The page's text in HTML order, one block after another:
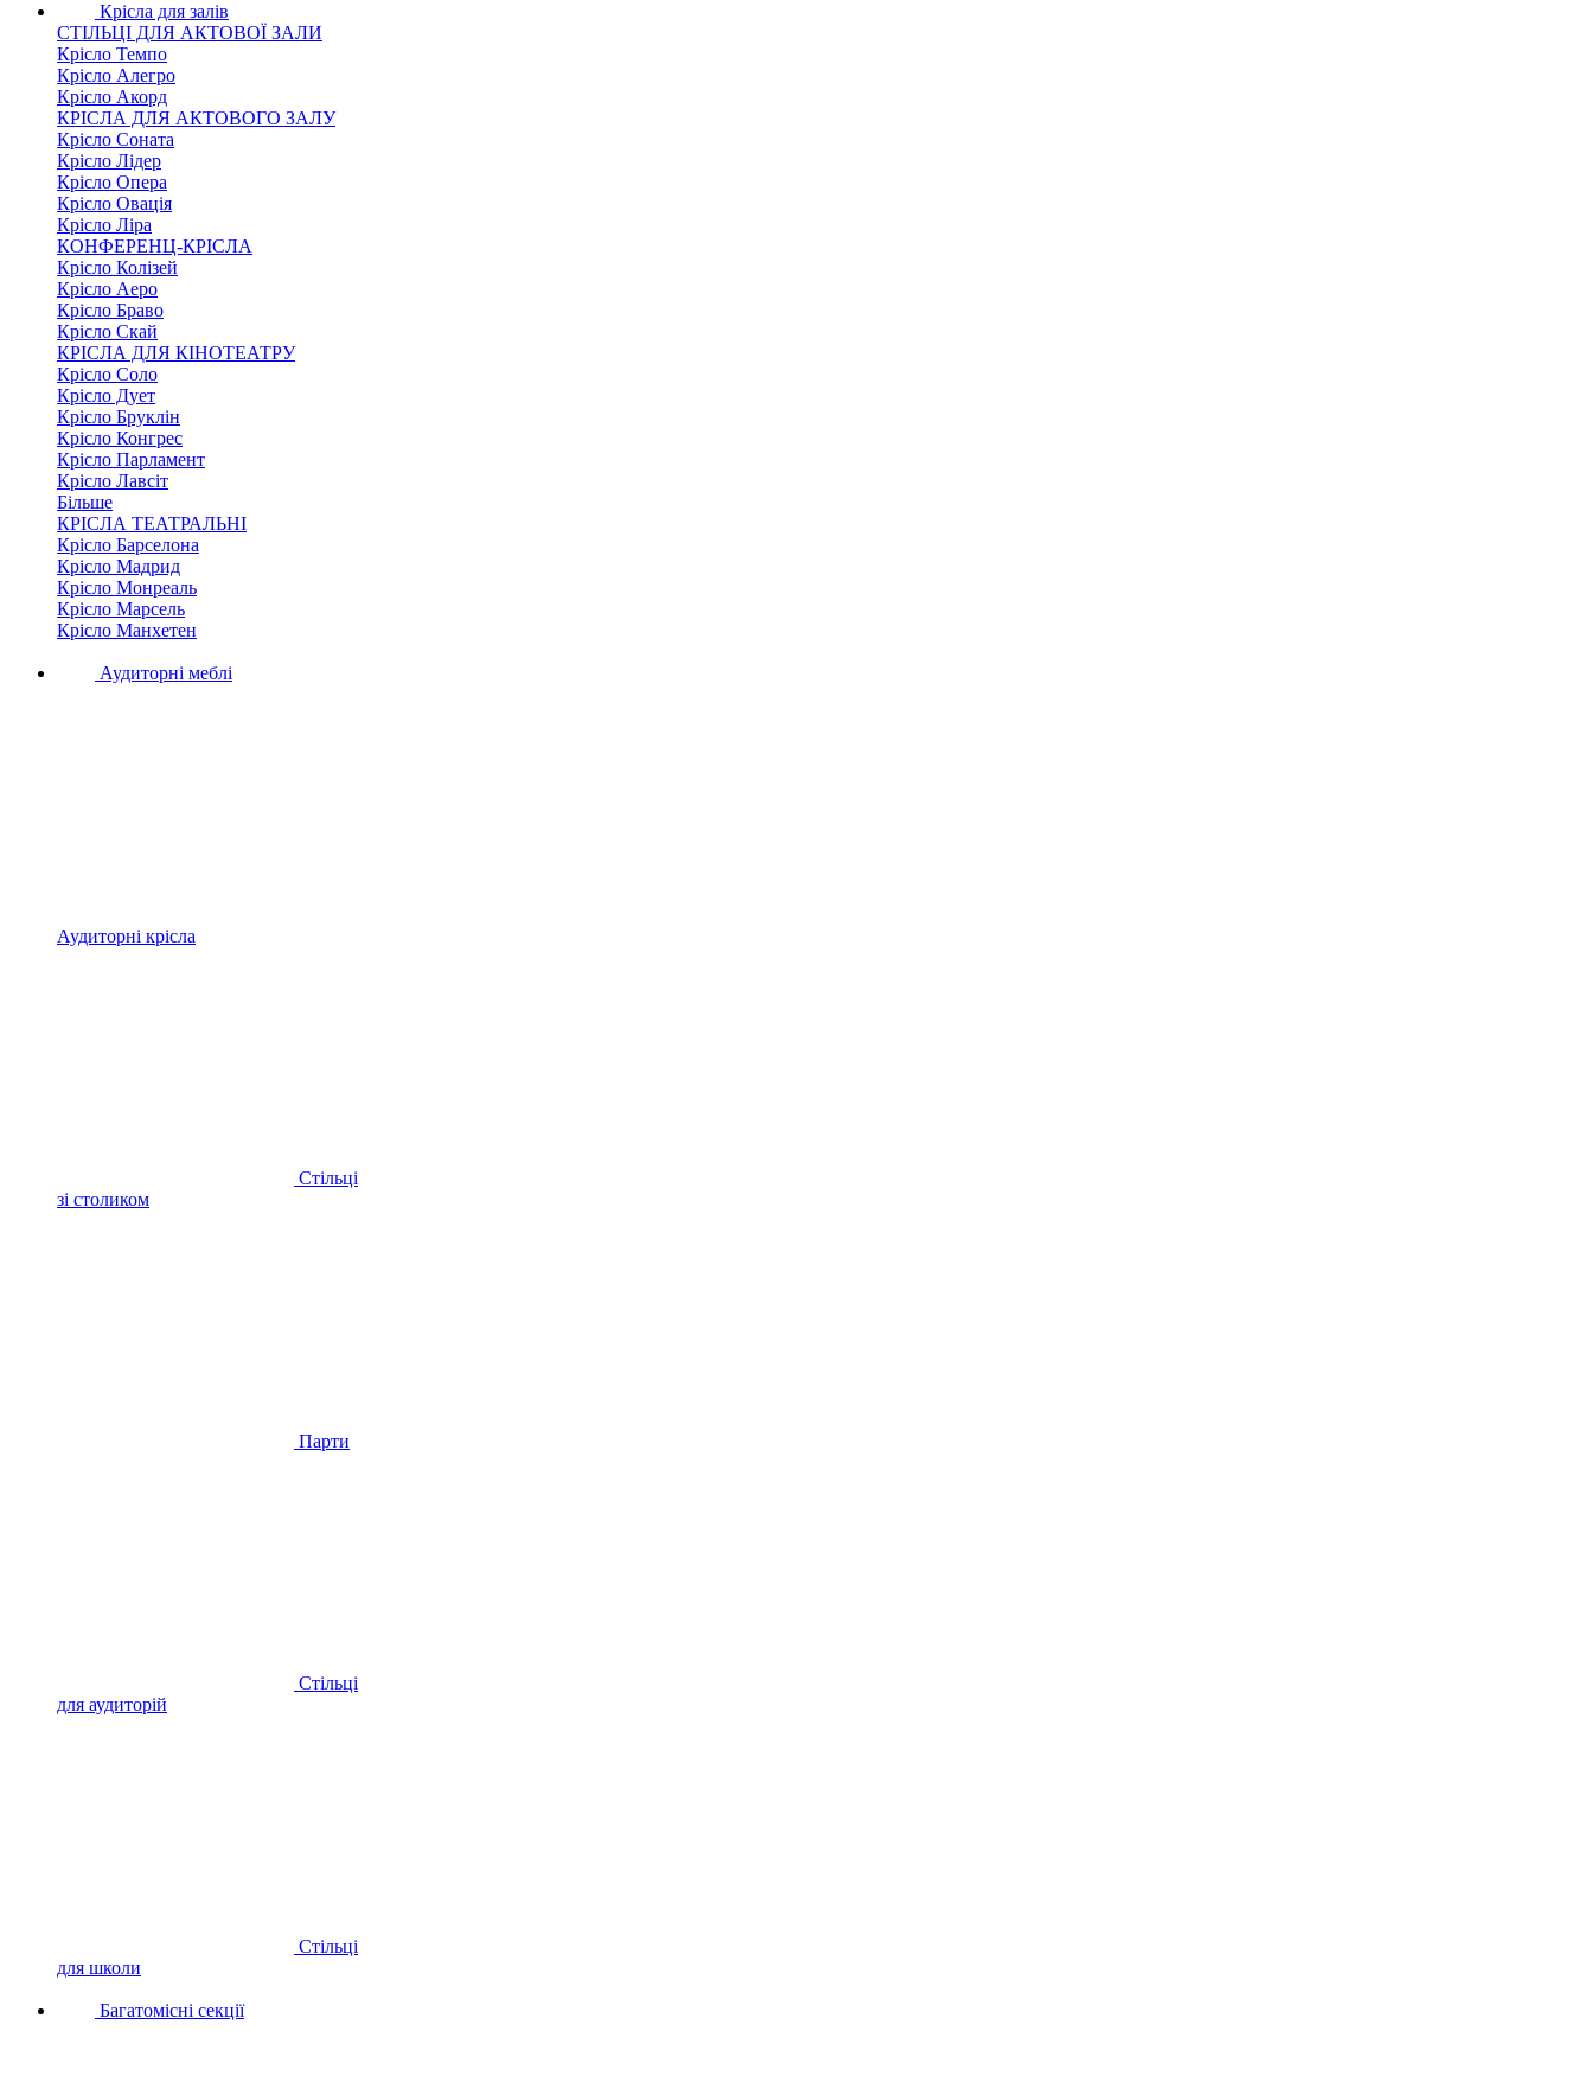
Крісла для залів
СТІЛЬЦІ ДЛЯ АКТОВОЇ ЗАЛИ
Крісло Темпо
Крісло Алегро
Крісло Акорд
КРІСЛА ДЛЯ АКТОВОГО ЗАЛУ
Крісло Соната
Крісло Лідер
Крісло Опера
Крісло Овація
Крісло Ліра
КОНФЕРЕНЦ-КРІСЛА
Крісло Колізей
Крісло Аеро
Крісло Браво
Крісло Скай
КРІСЛА ДЛЯ КІНОТЕАТРУ
Крісло Соло
Крісло Дует
Крісло Бруклін
Крісло Конгрес
Крісло Парламент
Крісло Лавсіт
Більше
КРІСЛА ТЕАТРАЛЬНІ
Крісло Барселона
Крісло Мадрид
Крісло Монреаль
Крісло Марсель
Крісло Манхетен
Аудиторні меблі
Аудиторні крісла
Стільці
зі столиком
Парти
Стільці
для аудиторій
Стільці
для школи
Багатомісні секції